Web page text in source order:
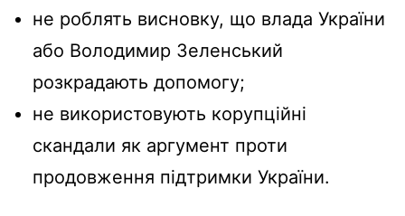
не роблять висновку, що влада України
або Володимир Зеленський
розкрадають допомогу;
не використовують корупційні
скандали як аргумент проти
продовження підтримки України.